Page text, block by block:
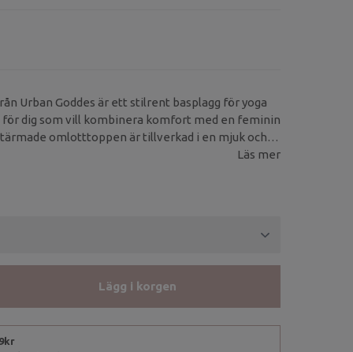
Urban Goddes är ett stilrent basplagg för yoga
för dig som vill kombinera komfort med en feminin
omlotttoppen är tillverkad i en mjuk och
bambu, ekologisk bomull och en touch lycra.Läs mer
Lägg i korgen